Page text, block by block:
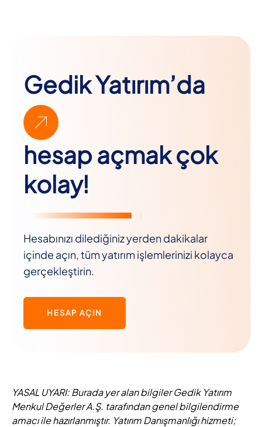
Gedik Yatırım’da
hesap açmak çok
kolay!
Hesabınızı dilediğiniz yerden dakikalar
içinde açın, tüm yatırım işlemlerinizi kolayca
gerçekleştirin.
HESAP AÇIN
YASAL UYARI: Burada yer alan bilgiler Gedik Yatırım
Menkul Değerler A.Ş. tarafından genel bilgilendirme
amacı ile hazırlanmıştır. Yatırım Danışmanlığı hizmeti;